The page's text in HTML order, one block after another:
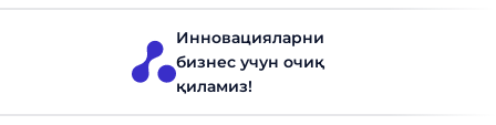
Инновацияларни
бизнес учун очиқ
қиламиз!